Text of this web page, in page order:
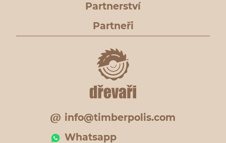
Partnerství
Partneři
info@timberpolis.com
Whatsapp